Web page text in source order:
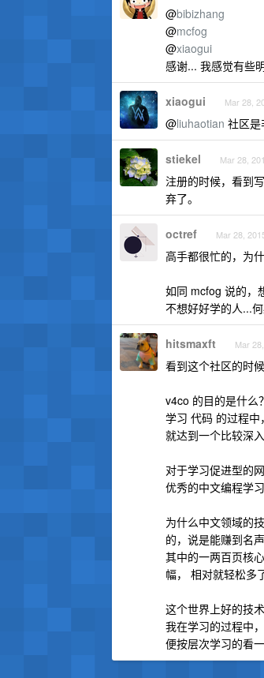
@bibizhang
@mcfog
@xiaogui
感谢... 我感觉有些
xiaogui Mar 28,
@liuhaotian 社区是
stiekel Mar 28,
注册的时候，看到
弃了。
octref Mar 28,
高手都很忙的，为
如同 mcfog 说的，
不想好好学的人...
hitsmaxft Mar
看到这个社区的时
v4co 的目的是什么
学习 代码 的过程中
就达到一个比较深
对于学习促进型的
优秀的中文编程学
为什么中文领域的
的，说是能赚到名
其中的一两百页核
幅， 相对就轻松多
这个世界上好的技
我在学习的过程中
便按层次学习的看